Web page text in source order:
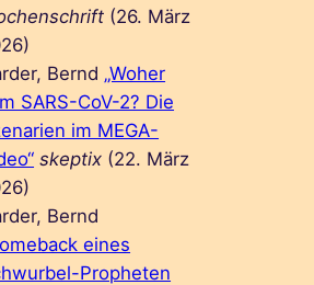
(26. März
Bernd „Woher
SARS-CoV-2? Die
im MEGA-
skeptix (22. März
Bernd
eines
Propheten